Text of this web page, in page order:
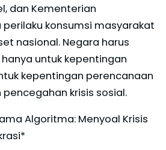
dan Kementerian
perilaku konsumsi masyarakat
nasional. Negara harus
untuk kepentingan
kepentingan perencanaan
krisis sosial.
Algoritma: Menyoal Krisis